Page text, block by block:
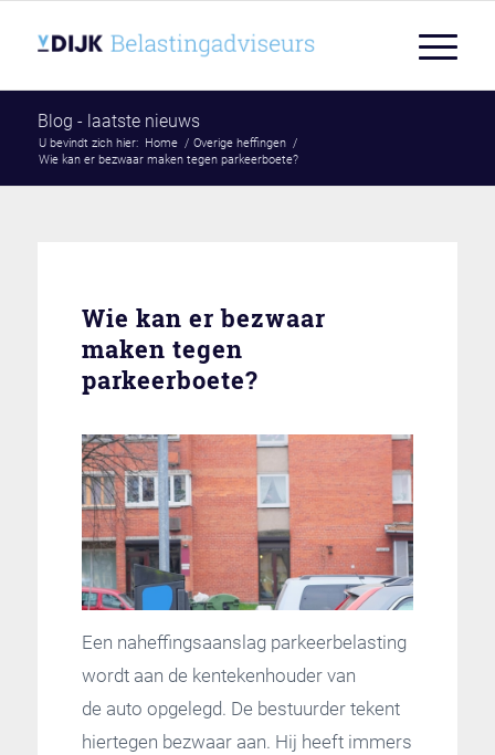
Blog - laatste nieuws
U bevindt zich hier: Home / Overige heffingen /
Wie kan er bezwaar maken tegen parkeerboete?
Wie kan er bezwaar
maken tegen
parkeerboete?
Een naheffingsaanslag parkeerbelasting
wordt aan de kentekenhouder van
de auto opgelegd. De bestuurder tekent
hiertegen bezwaar aan. Hij heeft immers